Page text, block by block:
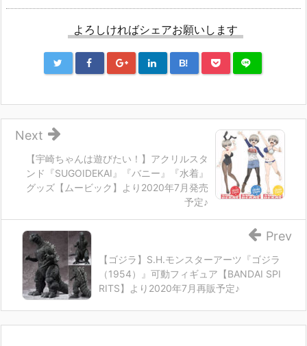
よろしければシェアお願いします
B!
【宇崎ちゃんは遊びたい！】アクリルスタ
ンド『SUGOIDEKAI』『バニー』『水着』
グッズ【ムービック】より2020年7月発売
予定♪
Next
【ゴジラ】S.H.モンスターアーツ『ゴジラ
（1954）』可動フィギュア【BANDAI SPI
RITS】より2020年7月再販予定♪
Prev